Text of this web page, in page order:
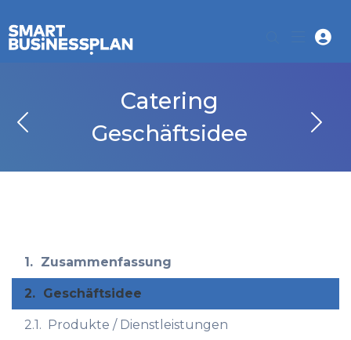
Catering
Geschäftsidee
1. Zusammenfassung
2. Geschäftsidee
2.1. Produkte / Dienstleistungen